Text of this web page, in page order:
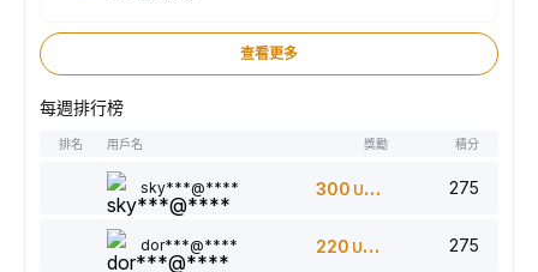
查看更多
每週排行榜
排名 用戶名 獎勵 積分
sky***@**** 300 USDT 275
dor***@**** 220 USDT 275